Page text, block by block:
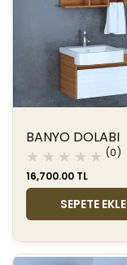
(0)
BANYO DOLABI
Normal
fiyat
16,700.00 TL
SEPETE EKLE